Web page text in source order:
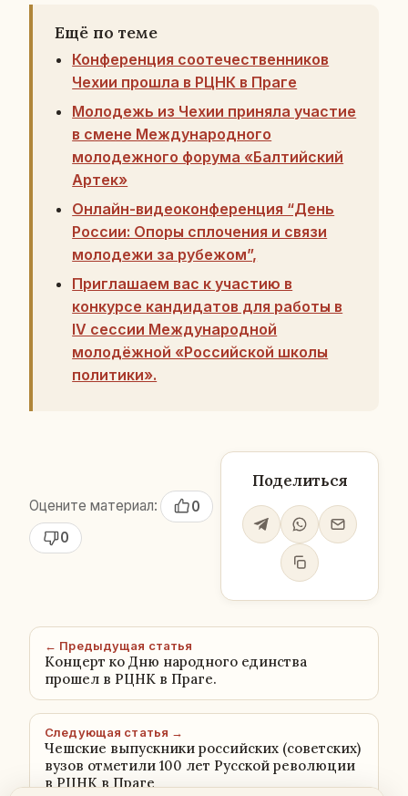
Ещё по теме
Конференция соотечественников
Чехии прошла в РЦНК в Праге
Молодежь из Чехии приняла участие
в смене Международного
молодежного форума «Балтийский
Артек»
Онлайн-видеоконференция “День
России: Опоры сплочения и связи
молодежи за рубежом”,
Приглашаем вас к участию в
конкурсе кандидатов для работы в
IV сессии Международной
молодёжной «Российской школы
политики».
Оцените материал:
0
0
Поделиться
← Предыдущая статья
Концерт ко Дню народного единства
прошел в РЦНК в Праге.
Следующая статья →
Чешские выпускники российских (советских)
вузов отметили 100 лет Русской революции
в РЦНК в Праге